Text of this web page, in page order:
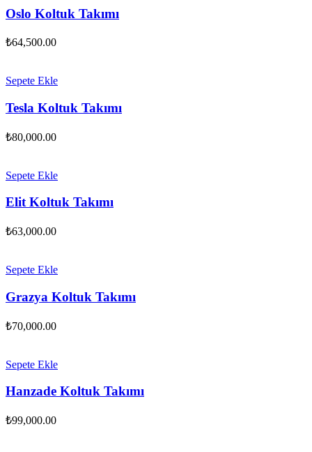
Oslo Koltuk Takımı
₺64,500.00
Sepete Ekle
Tesla Koltuk Takımı
₺80,000.00
Sepete Ekle
Elit Koltuk Takımı
₺63,000.00
Sepete Ekle
Grazya Koltuk Takımı
₺70,000.00
Sepete Ekle
Hanzade Koltuk Takımı
₺99,000.00